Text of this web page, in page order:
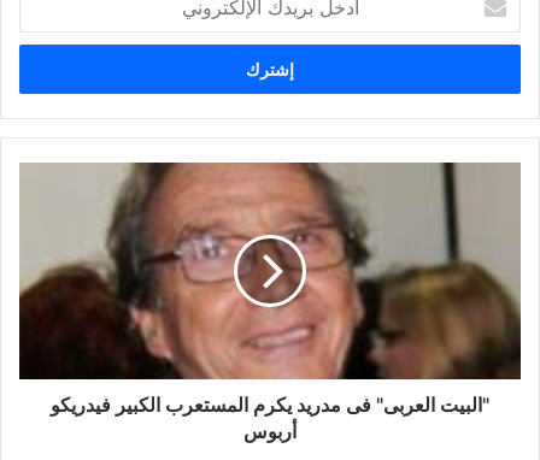
خ
ب
ر
ل
ك
ت
"البيت العربى" فى مدريد يكرم المستعرب الكبير فيدريكو
أربوس